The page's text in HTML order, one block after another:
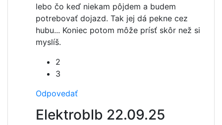
lebo čo keď niekam pôjdem a budem
potrebovať dojazd. Tak jej dá pekne cez
hubu... Koniec potom môže prísť skôr než si
myslíš.
2
3
Odpovedať
Elektroblb 22.09.25